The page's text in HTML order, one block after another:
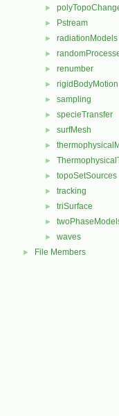
►
► Pstream
► radiationModels
►
► renumber
► rigidBodyMotion
► sampling
► specieTransfer
► surfMesh
►
►
► topoSetSources
► tracking
► triSurface
►
► waves
► File Members